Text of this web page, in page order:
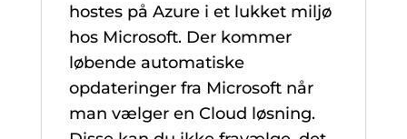
hostes på Azure i et lukket miljø
hos Microsoft. Der kommer
løbende automatiske
opdateringer fra Microsoft når
man vælger en Cloud løsning.